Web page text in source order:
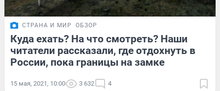
СТРАНА И МИР ОБЗОР
Куда ехать? На что смотреть? Наши
читатели рассказали, где отдохнуть в
России, пока границы на замке
15 мая, 2021, 10:00 3 632 4